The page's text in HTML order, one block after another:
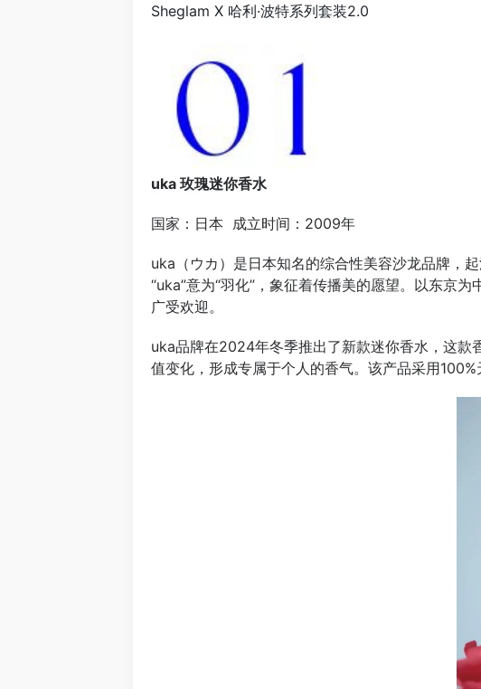
Sheglam X 哈利·波特系列套装2.0
uka 玫瑰迷你香水
国家：日本 成立时间：2009年
uka（ウカ）是日本知名的综合性美容沙龙品牌，
“uka”意为“羽化”，象征着传播美的愿望。以东京
广受欢迎。
uka品牌在2024年冬季推出了新款迷你香水，这款
值变化，形成专属于个人的香气。该产品采用